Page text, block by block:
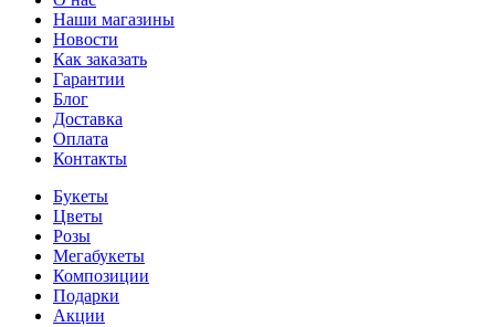
Наши магазины
Новости
Как заказать
Гарантии
Блог
Доставка
Оплата
Контакты
Букеты
Цветы
Розы
Мегабукеты
Композиции
Подарки
Акции